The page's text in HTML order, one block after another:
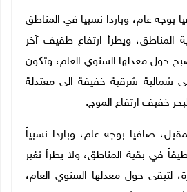
بوجه عام، وباردا نسبيا في المناطق
المناطق، ويطرأ ارتفاع طفيف آخر
حول معدلها السنوي العام، وتكون
شمالية شرقية خفيفة الى معتدلة
خفيف ارتفاع الموج.
صافيا بوجه عام، وباردا نسبياً
في بقية المناطق، ولا يطرأ تغير
لتبقى حول معدلها السنوي العام،